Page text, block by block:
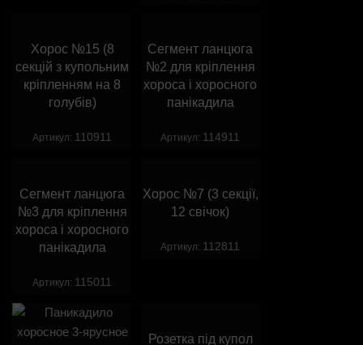
Хорос №15 (8
секцій з купольним
кріпленням на 8
голубів)
Артикул: 110911
Сегмент ланцюга
№2 для кріплення
хороса і хоросного
панікадила
Артикул: 114911
Сегмент ланцюга
№3 для кріплення
хороса і хоросного
панікадила
Артикул: 115011
Хорос №7 (3 секції,
12 свічок)
Артикул: 112811
Розетка під купол